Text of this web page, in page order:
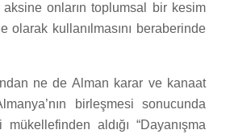
onların toplumsal bir kesim
kullanılmasını beraberinde
ne de Alman karar ve kanaat
birleşmesi sonucunda
aldığı “Dayanışma